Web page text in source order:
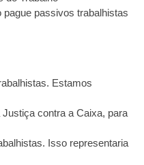
passivos trabalhistas
Estamos
contra a Caixa, para
Isso representaria